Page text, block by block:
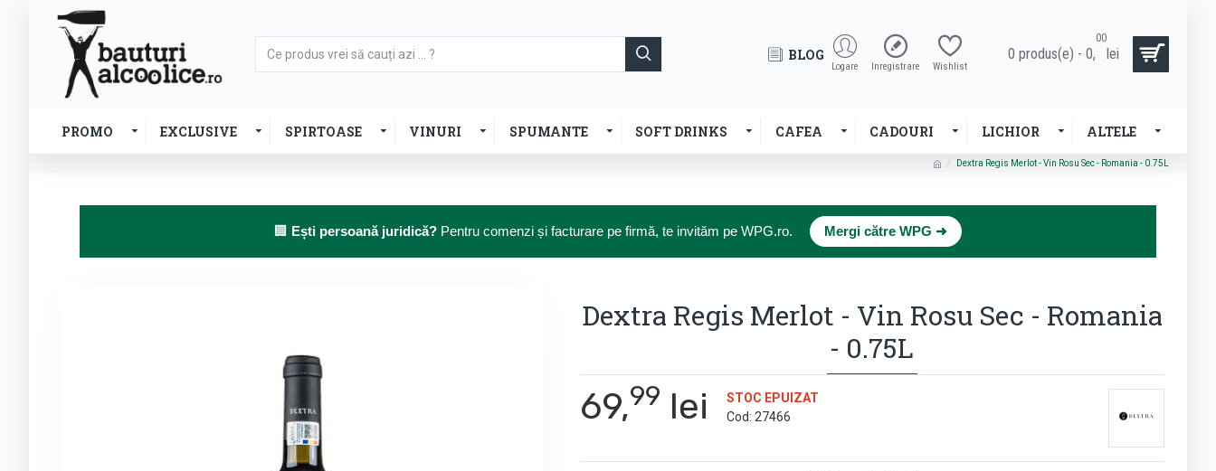
BLOG
Logare Inregistrare Wishlist
0 produs(e) - 0,
00
lei
PROMO EXCLUSIVE SPIRTOASE VINURI SPUMANTE SOFT DRINKS CAFEA CADOURI LICHIOR ALTELE
Dextra Regis Merlot - Vin Rosu Sec - Romania - 0.75L
🏢 Ești persoană juridică? Pentru comenzi și facturare pe firmă, te invităm pe WPG.ro. Mergi către WPG ➜
Dextra Regis Merlot - Vin Rosu Sec - Romania
- 0.75L
69,99 lei
STOC EPUIZAT
Cod: 27466